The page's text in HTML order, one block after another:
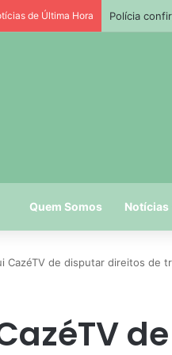
de Última Hora Polícia
Quem Somos Notícias
CazéTV de disputar direitos de